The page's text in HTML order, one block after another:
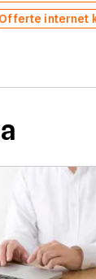
Offerte internet